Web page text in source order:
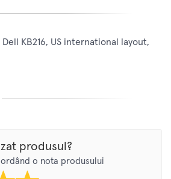
KB216, US international layout,
produsul?
o nota produsului